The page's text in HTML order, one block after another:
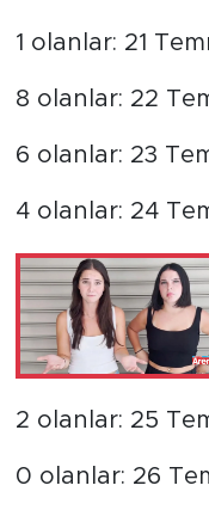
1 olanlar: 21
8 olanlar: 22
6 olanlar: 23
4 olanlar: 24
2 olanlar: 25
0 olanlar: 26